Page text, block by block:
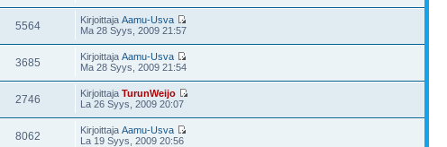
5564 KirjoittajaAamu-Usva
Ma 28 Syys, 2009 21:57
3685 KirjoittajaAamu-Usva
Ma 28 Syys, 2009 21:54
2746 KirjoittajaTurunWeijo
La 26 Syys, 2009 20:07
8062 KirjoittajaAamu-Usva
La 19 Syys, 2009 20:56